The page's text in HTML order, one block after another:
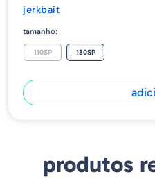
jerkbait
tamanho:
110SP 130SP
produtos